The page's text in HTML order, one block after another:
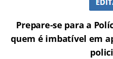
Prepare-se para a
quem é imbatível em